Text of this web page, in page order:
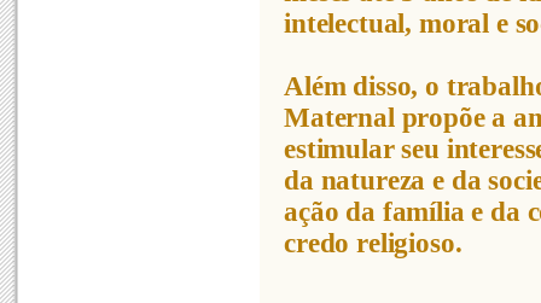
intelectual, moral e
Além disso, o
Maternal propõe a
estimular seu
da natureza e da
ação da família e da
credo religioso.